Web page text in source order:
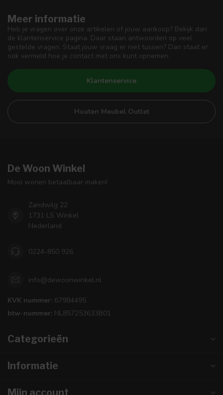
Meer informatie
Heb je vragen over onze artikelen of jouw aankoop? Bekijk dan
de klantenservice pagina. Daar staan antwoorden op veel
gestelde vragen. Staat jouw vraag er niet tussen? Dan staat er
ook vermeld hoe je contact met ons kunt opnemen.
Klantenservice
Houten Meubel Outlet
De Woon Winkel
Mooi wonen betaalbaar maken!
Zandwilg 22
1731 LS Winkel
Nederland
0224-850 926
info@dewoonwinkel.nl
KVK nummer: 67984495
btw-nummer: NL857253633B01
Categorieën
Informatie
Mijn account